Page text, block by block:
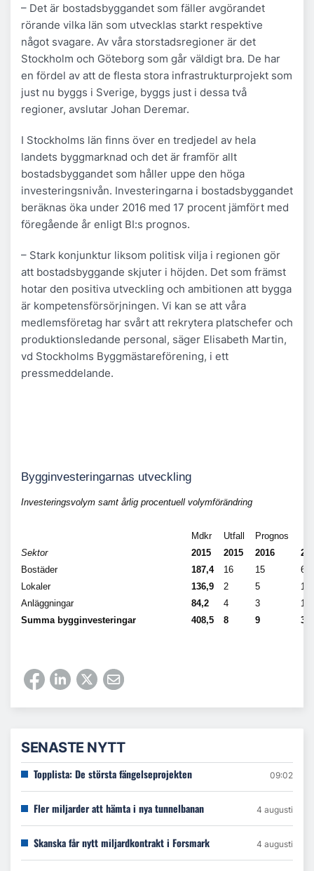
– Det är bostadsbyggandet som fäller avgörandet
rörande vilka län som utvecklas starkt respektive
något svagare. Av våra storstadsregioner är det
Stockholm och Göteborg som går väldigt bra. De har
en fördel av att de flesta stora infrastrukturprojekt som
just nu byggs i Sverige, byggs just i dessa två
regioner, avslutar Johan Deremar.
I Stockholms län finns över en tredjedel av hela
landets byggmarknad och det är framför allt
bostadsbyggandet som håller uppe den höga
investeringsnivån. Investeringarna i bostadsbyggandet
beräknas öka under 2016 med 17 procent jämfört med
föregående år enligt BI:s prognos.
– Stark konjunktur liksom politisk vilja i regionen gör
att bostadsbyggande skjuter i höjden. Det som främst
hotar den positiva utveckling och ambitionen att bygga
är kompetensförsörjningen. Vi kan se att våra
medlemsföretag har svårt att rekrytera platschefer och
produktionsledande personal, säger Elisabeth Martin,
vd Stockholms Byggmästareförening, i ett
pressmeddelande.
Bygginvesteringarnas utveckling
Investeringsvolym samt årlig procentuell volymförändring
Mdkr Utfall
Prognos
Sektor
2015 2015 2016
Bostäder
187,4 16 15
6
Lokaler
136,9 2 5
1
Anläggningar
84,2 4 3
1
Summa bygginvesteringar
408,5 8 9 3
SENASTE NYTT
Topplista: De största fängelseprojekten 09:02
Fler miljarder att hämta i nya tunnelbanan 4 augusti
Skanska får nytt miljardkontrakt i Forsmark 4 augusti